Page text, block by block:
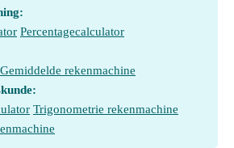
Percentagecalculator
Gemiddelde rekenmachine
Trigonometrie rekenmachine